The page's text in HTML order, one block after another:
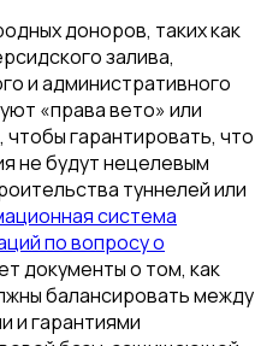
доноров, таких как
залива,
и административного
«права вето» или
гарантировать, что
не будут нецелевым
туннелей или
система
по вопросу о
документы о том, как
балансировать между
и гарантиями